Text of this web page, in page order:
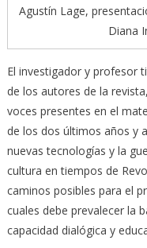
Agustín Lage,
Diana
El investigador y profesor
de los autores de la
voces presentes en el
de los dos últimos años y
nuevas tecnologías y la
cultura en tiempos de
caminos posibles para el
cuales debe prevalecer la
capacidad dialógica y